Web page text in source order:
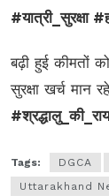
बढ़ी हुई कीमतों
सुरक्षा खर्च
Tags: DGCA
Uttarakhand